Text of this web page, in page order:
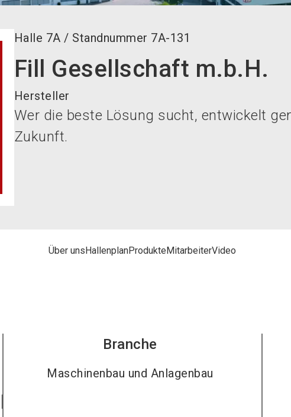
Halle 7A / Standnummer 7A-131
Fill Gesellschaft m.b.H.
Hersteller
Wer die beste Lösung sucht, entwickelt
Zukunft.
Über uns HallenplanProdukte MitarbeiterVideo
Branche
Maschinenbau und Anlagenbau